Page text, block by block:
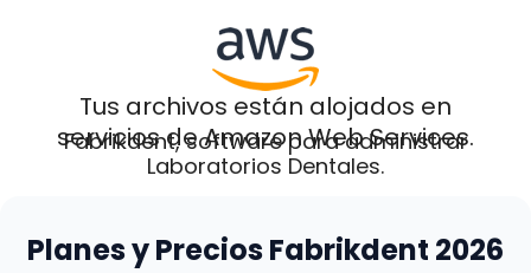
Tus archivos están alojados en
servicios de Amazon Web Services.
Fabrikdent, software para administrar
Laboratorios Dentales.
Planes y Precios Fabrikdent 2026